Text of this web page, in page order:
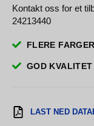
Kontakt oss for et
24213440
FLERE FARGER
GOD KVALITET
LAST NED